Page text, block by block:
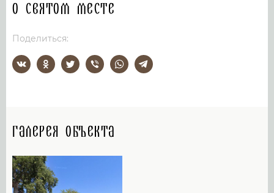
О святом месте
Поделиться:
Галерея объекта